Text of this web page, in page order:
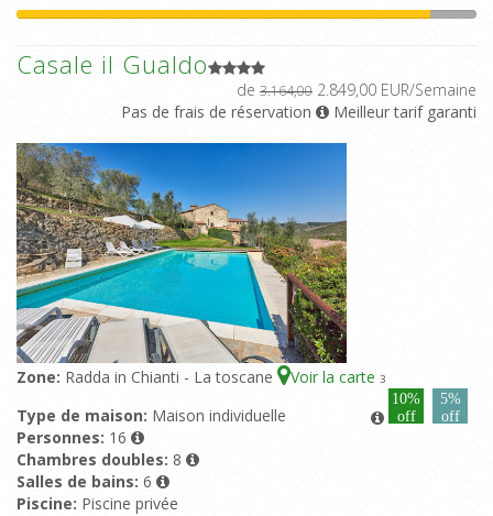
Casale il Gualdo
de 3.164,00 2.849,00 EUR/Semaine
Pas de frais de réservation
Meilleur tarif garanti
Zone: Radda in Chianti - La toscane Voir la carte 3
10%
off
5%
off
Type de maison: Maison individuelle
Personnes: 16
Chambres doubles: 8
Salles de bains: 6
Piscine: Piscine privée